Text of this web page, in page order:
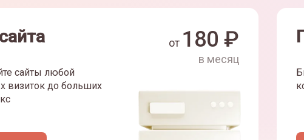
сайты любой
визиток до больших
от 180 ₽
в месяц